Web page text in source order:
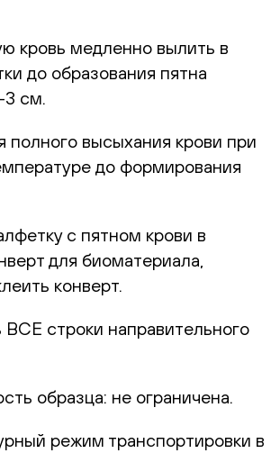
кровь медленно вылить в
до образования пятна
см.
полного высыхания крови при
до формирования
с пятном крови в
для биоматериала,
конверт.
ВСЕ строки направительного
образца: не ограничена.
режим транспортировки в